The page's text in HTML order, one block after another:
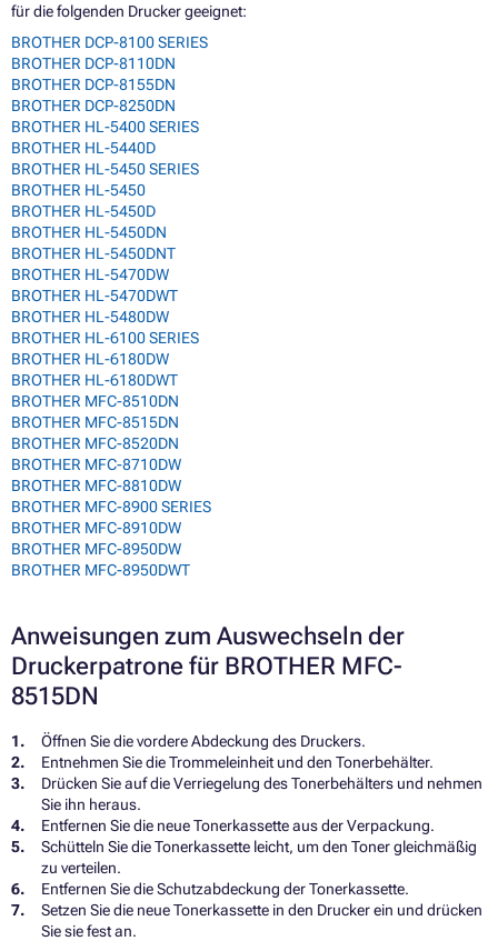
für die folgenden Drucker geeignet:
BROTHER DCP-8100 SERIES
BROTHER DCP-8110DN
BROTHER DCP-8155DN
BROTHER DCP-8250DN
BROTHER HL-5400 SERIES
BROTHER HL-5440D
BROTHER HL-5450 SERIES
BROTHER HL-5450
BROTHER HL-5450D
BROTHER HL-5450DN
BROTHER HL-5450DNT
BROTHER HL-5470DW
BROTHER HL-5470DWT
BROTHER HL-5480DW
BROTHER HL-6100 SERIES
BROTHER HL-6180DW
BROTHER HL-6180DWT
BROTHER MFC-8510DN
BROTHER MFC-8515DN
BROTHER MFC-8520DN
BROTHER MFC-8710DW
BROTHER MFC-8810DW
BROTHER MFC-8900 SERIES
BROTHER MFC-8910DW
BROTHER MFC-8950DW
BROTHER MFC-8950DWT
Anweisungen zum Auswechseln der
Druckerpatrone für BROTHER MFC-
8515DN
Öffnen Sie die vordere Abdeckung des Druckers.
Entnehmen Sie die Trommeleinheit und den Tonerbehälter.
Drücken Sie auf die Verriegelung des Tonerbehälters und nehmen
Sie ihn heraus.
Entfernen Sie die neue Tonerkassette aus der Verpackung.
Schütteln Sie die Tonerkassette leicht, um den Toner gleichmäßig
zu verteilen.
Entfernen Sie die Schutzabdeckung der Tonerkassette.
Setzen Sie die neue Tonerkassette in den Drucker ein und drücken
Sie sie fest an.